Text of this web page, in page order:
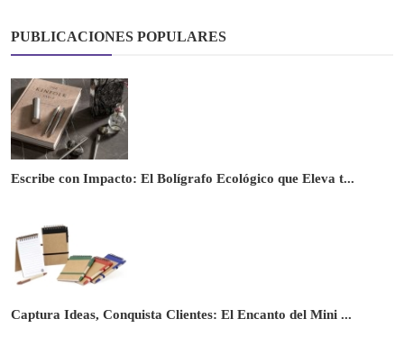
PUBLICACIONES POPULARES
Escribe con Impacto: El Bolígrafo Ecológico que Eleva t...
Captura Ideas, Conquista Clientes: El Encanto del Mini ...